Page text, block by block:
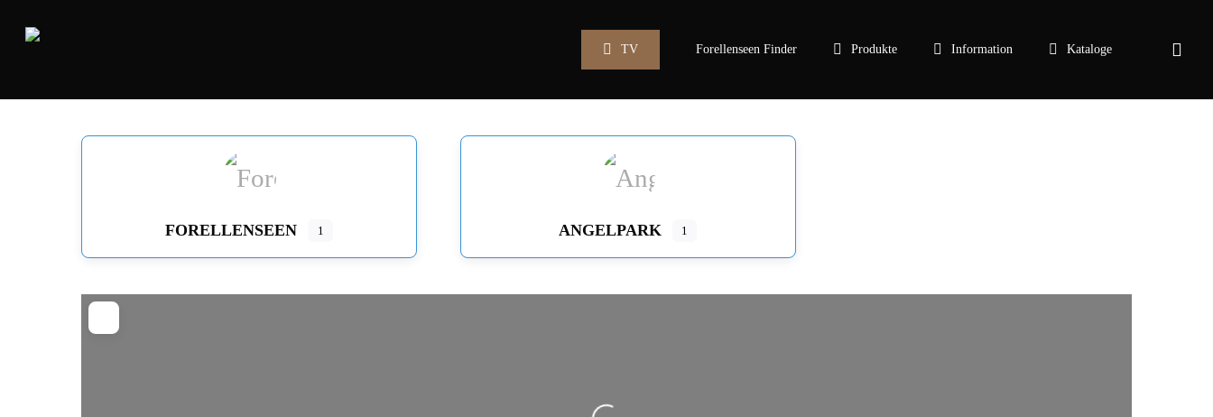
TV Forellenseen Finder Produkte Information Kataloge
FORELLENSEEN 1 ANGELPARK 1